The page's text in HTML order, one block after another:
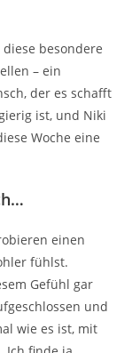
besondere
– ein
der es schafft
ist, und Niki
Woche eine
einen
fühlst.
Gefühl gar
und
wie es ist, mit